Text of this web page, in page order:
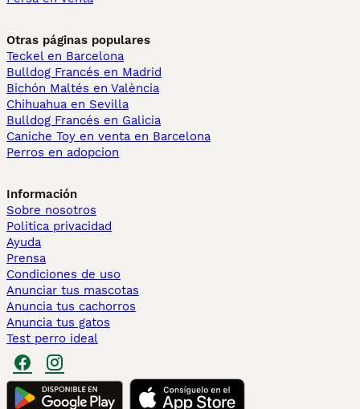
Otras páginas populares
Teckel en Barcelona
Bulldog Francés en Madrid
Bichón Maltés en València
Chihuahua en Sevilla
Bulldog Francés en Galicia
Caniche Toy en venta en Barcelona
Perros en adopcion
Información
Sobre nosotros
Politica privacidad
Ayuda
Prensa
Condiciones de uso
Anunciar tus mascotas
Anuncia tus cachorros
Anuncia tus gatos
Test perro ideal